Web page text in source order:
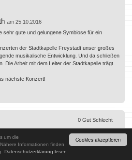
Cookies akzeptieren
um die
Informationen finden
Datenschutzerklärung lesen
am 25.10.2016
sehr gute und gelungene Symbiose für ein
der Stadtkapelle Freystadt unser großes
musikalische Entwicklung. Und da schließen
Die Arbeit mit dem Leiter der Stadtkapelle trägt
nächste Konzert!
am 24.10.2016
Die idee das Jubiläum mit der Stadtkappelle
0 Gut Schlecht